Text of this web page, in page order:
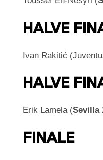
HALVE
Ivan Rakitić
HALVE
Erik Lamela (Sevilla
FINALE